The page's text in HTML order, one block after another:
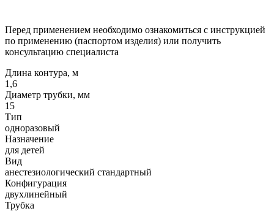
Перед применением необходимо ознакомиться с инструкцией
по применению (паспортом изделия) или получить
консультацию специалиста
Длина контура, м
1,6
Диаметр трубки, мм
15
Тип
одноразовый
Назначение
для детей
Вид
анестезиологический стандартный
Конфигурация
двухлинейный
Трубка